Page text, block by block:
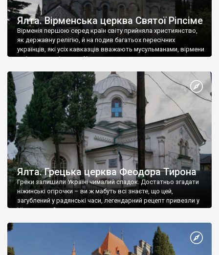
Ялта. Вірменська церква Святої Ріпсіме
Вірменія першою серед країн світу прийняла християнство,
як державну релігію, й на подив багатьох пересічних
українців, які усіх кавказців вважають мусульманами, вірмени
є відданими вірянами Христа
Ялта. Грецька церква Феодора Тирона
Греки залишили Україні чималий спадок. Достатньо згадати
ніжинські огірочки – ви ж мабуть всі знаєте, що цей,
загублений у радянські часи, легендарний рецепт привезли у
Ніжин греки?